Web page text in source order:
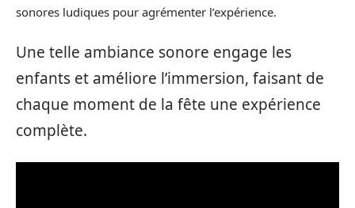
sonores ludiques pour agrémenter l’expérience.
Une telle ambiance sonore engage les
enfants et améliore l’immersion, faisant de
chaque moment de la fête une expérience
complète.